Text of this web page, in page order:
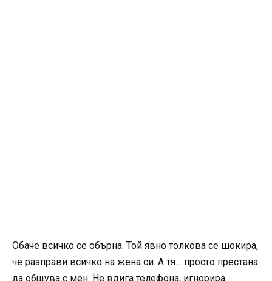
Обаче всичко се обърна. Той явно толкова се шокира,
че разправи всичко на жена си. А тя… просто престана
да общува с мен. Не вдига телефона, игнорира